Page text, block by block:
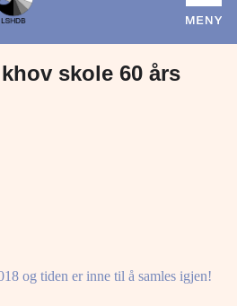
skole 60 års
og tiden er inne til å samles igjen!